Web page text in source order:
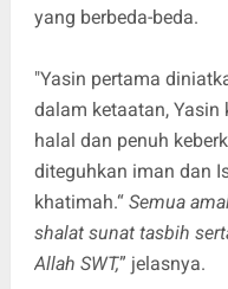
yang berbeda-beda.
"Yasin pertama
dalam ketaatan, Yasin
halal dan penuh
diteguhkan iman dan
khatimah.“ Semua
shalat sunat tasbih
Allah SWT,” jelasnya.